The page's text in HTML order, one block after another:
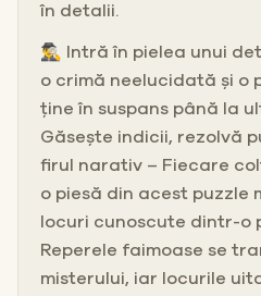
în detalii.
🕵️‍♂️ Intră în pielea unui
o crimă neelucidată și o
ține în suspans până la
Găsește indicii, rezolvă
firul narativ – Fiecare
o piesă din acest puzzle
locuri cunoscute dintr-o
Reperele faimoase se
misterului, iar locurile